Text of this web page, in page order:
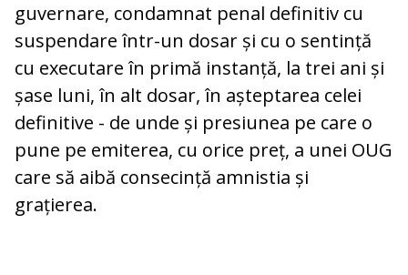
guvernare, condamnat penal definitiv cu
suspendare într-un dosar și cu o sentință
cu executare în primă instanță, la trei ani și
șase luni, în alt dosar, în așteptarea celei
definitive - de unde și presiunea pe care o
pune pe emiterea, cu orice preț, a unei OUG
care să aibă consecință amnistia și
grațierea.